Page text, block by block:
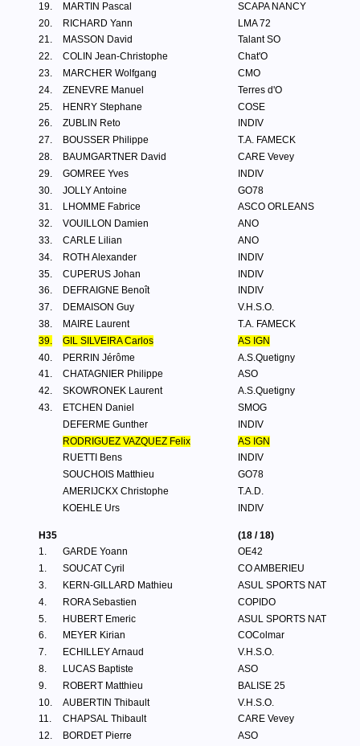
19.
MARTIN Pascal
SCAPA NANCY
20.
RICHARD Yann
LMA 72
21.
MASSON David
Talant SO
22.
COLIN Jean-Christophe
Chat'O
23.
MARCHER Wolfgang
CMO
24.
ZENEVRE Manuel
Terres d'O
25.
HENRY Stephane
COSE
26.
ZUBLIN Reto
INDIV
27.
BOUSSER Philippe
T.A. FAMECK
28.
BAUMGARTNER David
CARE Vevey
29.
GOMREE Yves
INDIV
30.
JOLLY Antoine
GO78
31.
LHOMME Fabrice
ASCO ORLEANS
32.
VOUILLON Damien
ANO
33.
CARLE Lilian
ANO
34.
ROTH Alexander
INDIV
35.
CUPERUS Johan
INDIV
36.
DEFRAIGNE Benoît
INDIV
37.
DEMAISON Guy
V.H.S.O.
38.
MAIRE Laurent
T.A. FAMECK
39.
GIL SILVEIRA Carlos
AS IGN
40.
PERRIN Jérôme
A.S.Quetigny
41.
CHATAGNIER Philippe
ASO
42.
SKOWRONEK Laurent
A.S.Quetigny
43.
ETCHEN Daniel
SMOG
DEFERME Gunther
INDIV
RODRIGUEZ VAZQUEZ Felix
AS IGN
RUETTI Bens
INDIV
SOUCHOIS Matthieu
GO78
AMERIJCKX Christophe
T.A.D.
KOEHLE Urs
INDIV
H35
(18 / 18)
1.
GARDE Yoann
OE42
1.
SOUCAT Cyril
CO AMBERIEU
3.
KERN-GILLARD Mathieu
ASUL SPORTS NAT
4.
RORA Sebastien
COPIDO
5.
HUBERT Emeric
ASUL SPORTS NAT
6.
MEYER Kirian
COColmar
7.
ECHILLEY Arnaud
V.H.S.O.
8.
LUCAS Baptiste
ASO
9.
ROBERT Matthieu
BALISE 25
10.
AUBERTIN Thibault
V.H.S.O.
11.
CHAPSAL Thibault
CARE Vevey
12.
BORDET Pierre
ASO